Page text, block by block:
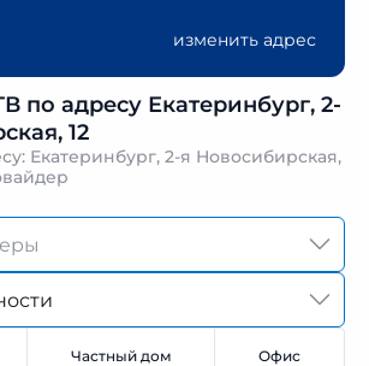
изменить адрес
по адресу Екатеринбург, 2-
12
Екатеринбург, 2-я Новосибирская,
Частный дом Офис